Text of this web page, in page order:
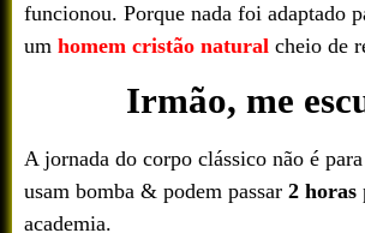
funcionou. Porque nada foi adaptado
um homem cristão natural cheio de
Irmão, me
A jornada do corpo clássico não é para
usam bomba & podem passar 2 horas
academia.